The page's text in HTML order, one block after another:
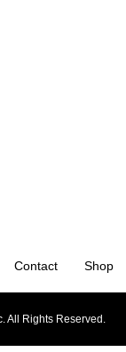
Contact Shop
All Rights Reserved.